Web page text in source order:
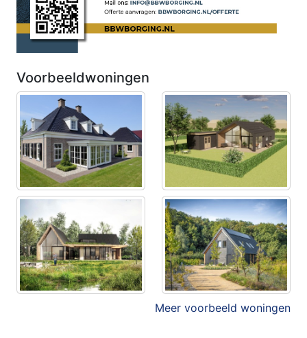
Voorbeeldwoningen
Meer voorbeeld woningen